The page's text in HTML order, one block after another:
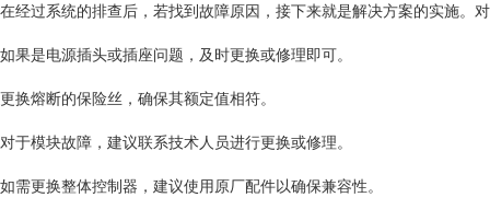
在经过系统的排查后，若找到故障原因，接下来就是解决方案的实施。
如果是电源插头或插座问题，及时更换或修理即可。
更换熔断的保险丝，确保其额定值相符。
对于模块故障，建议联系技术人员进行更换或修理。
如需更换整体控制器，建议使用原厂配件以确保兼容性。